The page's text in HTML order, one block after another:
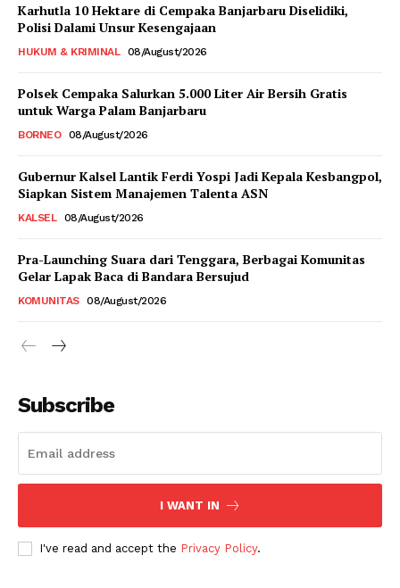
Karhutla 10 Hektare di Cempaka Banjarbaru Diselidiki,
Polisi Dalami Unsur Kesengajaan
HUKUM & KRIMINAL 08/August/2026
Polsek Cempaka Salurkan 5.000 Liter Air Bersih Gratis
untuk Warga Palam Banjarbaru
BORNEO 08/August/2026
Gubernur Kalsel Lantik Ferdi Yospi Jadi Kepala Kesbangpol,
Siapkan Sistem Manajemen Talenta ASN
KALSEL 08/August/2026
Pra-Launching Suara dari Tenggara, Berbagai Komunitas
Gelar Lapak Baca di Bandara Bersujud
KOMUNITAS 08/August/2026
Subscribe
I WANT IN
I've read and accept the Privacy Policy.